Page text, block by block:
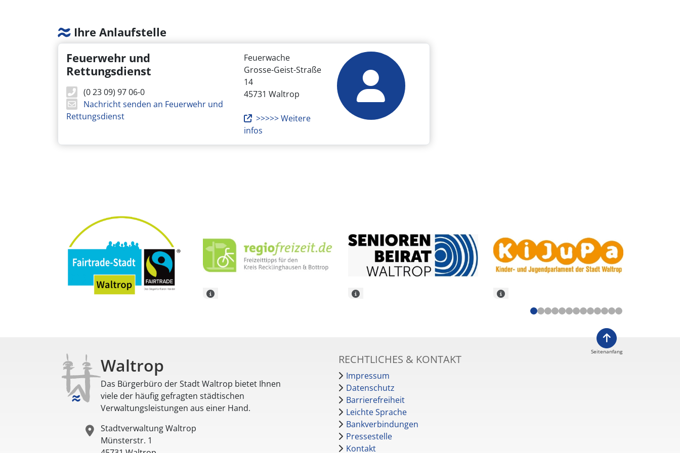
Ihre Anlaufstelle
Feuerwehr und
Rettungsdienst
(0 23 09) 97 06-0
Nachricht senden an Feuerwehr und
Rettungsdienst
Feuerwache
Grosse-Geist-Straße
14
45731 Waltrop
>>>>> Weitere
infos
Waltrop
Das Bürgerbüro der Stadt Waltrop bietet Ihnen
viele der häufig gefragten städtischen
Verwaltungsleistungen aus einer Hand.
Stadtverwaltung Waltrop
Münsterstr. 1
RECHTLICHES & KONTAKT
Impressum
Datenschutz
Barrierefreiheit
Leichte Sprache
Bankverbindungen
Pressestelle
Kontakt
Seitenanfang